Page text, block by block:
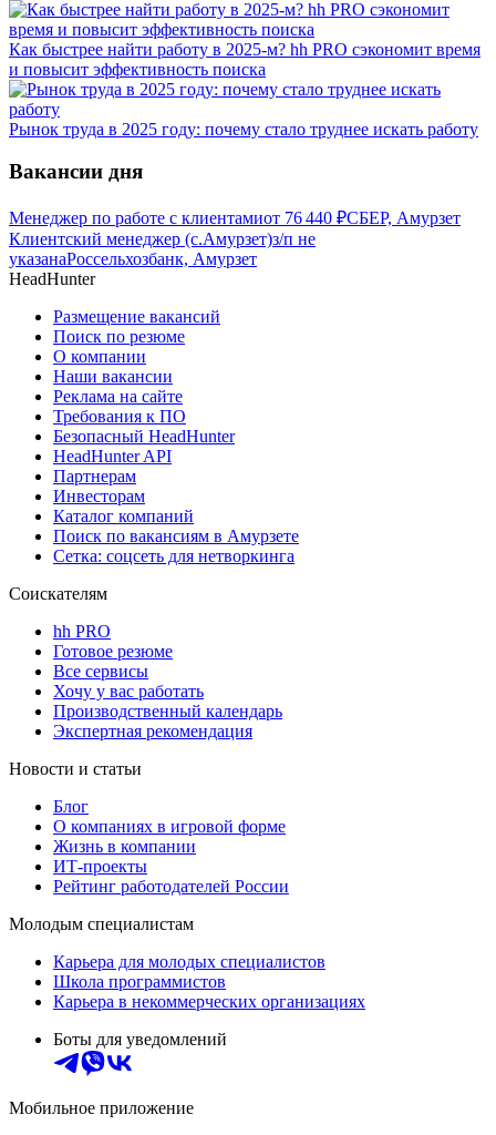
Как быстрее найти работу в 2025-м? hh PRO сэкономит время
и повысит эффективность поиска
Рынок труда в 2025 году: почему стало труднее искать работу
Вакансии дня
Менеджер по работе с клиентамиот 76 440 ₽СБЕР, Амурзет
Клиентский менеджер (с.Амурзет)з/п не
указанаРоссельхозбанк, Амурзет
HeadHunter
Размещение вакансий
Поиск по резюме
О компании
Наши вакансии
Реклама на сайте
Требования к ПО
Безопасный HeadHunter
HeadHunter API
Партнерам
Инвесторам
Каталог компаний
Поиск по вакансиям в Амурзете
Сетка: соцсеть для нетворкинга
Соискателям
hh PRO
Готовое резюме
Все сервисы
Хочу у вас работать
Производственный календарь
Экспертная рекомендация
Новости и статьи
Блог
О компаниях в игровой форме
Жизнь в компании
ИТ-проекты
Рейтинг работодателей России
Молодым специалистам
Карьера для молодых специалистов
Школа программистов
Карьера в некоммерческих организациях
Боты для уведомлений
Мобильное приложение